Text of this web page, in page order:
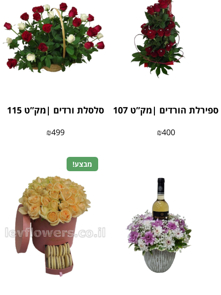
ספירלת הורדים |מק”ט 107
₪400
סלסלת ורדים |מק”ט 115
₪499
מבצע!